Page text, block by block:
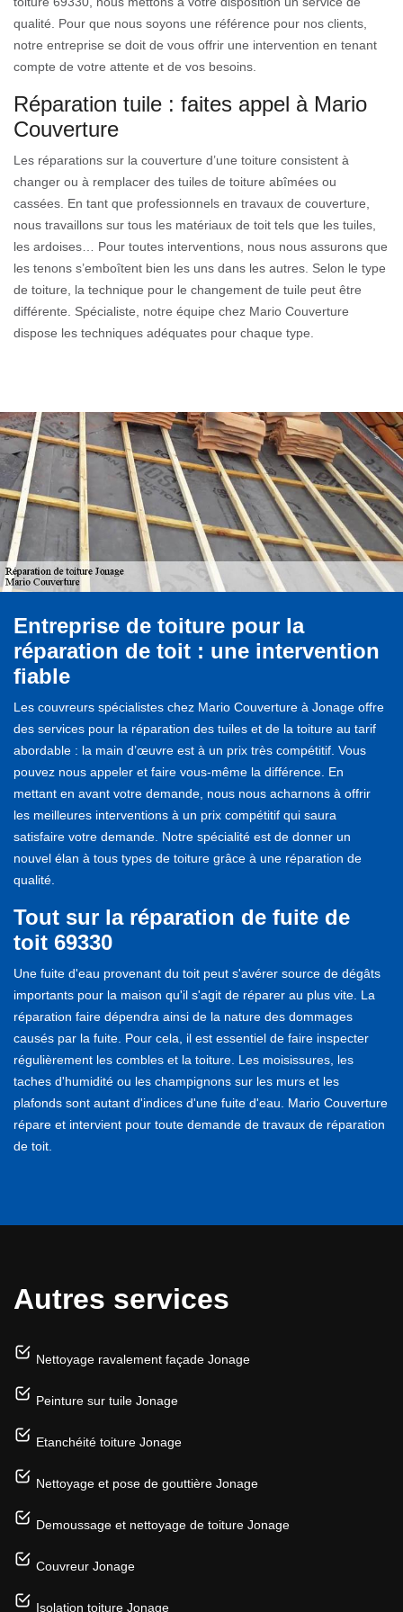
qualité. Pour que nous soyons une référence pour nos clients,
notre entreprise se doit de vous offrir une intervention en tenant
compte de votre attente et de vos besoins.
Réparation tuile : faites appel à Mario
Couverture
Les réparations sur la couverture d’une toiture consistent à
changer ou à remplacer des tuiles de toiture abîmées ou
cassées. En tant que professionnels en travaux de couverture,
nous travaillons sur tous les matériaux de toit tels que les tuiles,
les ardoises… Pour toutes interventions, nous nous assurons que
les tenons s’emboîtent bien les uns dans les autres. Selon le type
de toiture, la technique pour le changement de tuile peut être
différente. Spécialiste, notre équipe chez Mario Couverture
dispose les techniques adéquates pour chaque type.
Entreprise de toiture pour la
réparation de toit : une intervention
fiable
Les couvreurs spécialistes chez Mario Couverture à Jonage offre
des services pour la réparation des tuiles et de la toiture au tarif
abordable : la main d’œuvre est à un prix très compétitif. Vous
pouvez nous appeler et faire vous-même la différence. En
mettant en avant votre demande, nous nous acharnons à offrir
les meilleures interventions à un prix compétitif qui saura
satisfaire votre demande. Notre spécialité est de donner un
nouvel élan à tous types de toiture grâce à une réparation de
qualité.
Tout sur la réparation de fuite de
toit 69330
Une fuite d'eau provenant du toit peut s'avérer source de dégâts
importants pour la maison qu'il s'agit de réparer au plus vite. La
réparation faire dépendra ainsi de la nature des dommages
causés par la fuite. Pour cela, il est essentiel de faire inspecter
régulièrement les combles et la toiture. Les moisissures, les
taches d'humidité ou les champignons sur les murs et les
plafonds sont autant d'indices d'une fuite d'eau. Mario Couverture
répare et intervient pour toute demande de travaux de réparation
de toit.
Autres services
Nettoyage ravalement façade Jonage
Peinture sur tuile Jonage
Etanchéité toiture Jonage
Nettoyage et pose de gouttière Jonage
Demoussage et nettoyage de toiture Jonage
Couvreur Jonage
Isolation toiture Jonage